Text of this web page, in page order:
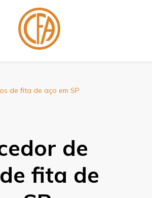
de fita de aço em SP
de
fita de